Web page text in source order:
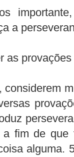
a
as provações
fim de que
alguma.